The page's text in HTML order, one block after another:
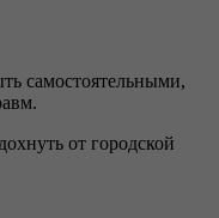
самостоятельными,
от городской